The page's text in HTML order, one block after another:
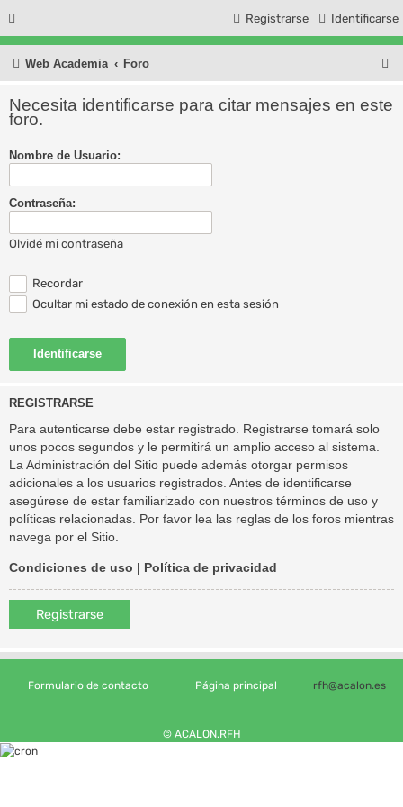
Identificarse
Registrarse
Web Academia Foro
Necesita identificarse para citar mensajes en este
foro.
Nombre de Usuario:
Contraseña:
Olvidé mi contraseña
Recordar
Ocultar mi estado de conexión en esta sesión
REGISTRARSE
Para autenticarse debe estar registrado. Registrarse tomará solo
unos pocos segundos y le permitirá un amplio acceso al sistema.
La Administración del Sitio puede además otorgar permisos
adicionales a los usuarios registrados. Antes de identificarse
asegúrese de estar familiarizado con nuestros términos de uso y
políticas relacionadas. Por favor lea las reglas de los foros mientras
navega por el Sitio.
Condiciones de uso | Política de privacidad
Registrarse
Formulario de contacto Página principal rfh@acalon.es
© ACALON.RFH